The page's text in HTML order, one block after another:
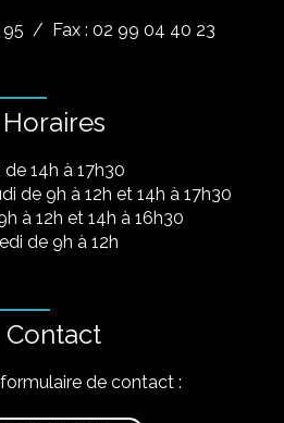
/ Fax : 02 99 04 40 23
Horaires
de 14h à 17h30
de 9h à 12h et 14h à 17h30
à 12h et 14h à 16h30
de 9h à 12h
Contact
de contact :